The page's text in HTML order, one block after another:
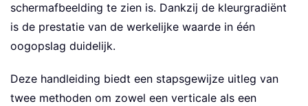
schermafbeelding te zien is. Dankzij de kleurgradiënt
is de prestatie van de werkelijke waarde in één
oogopslag duidelijk.
Deze handleiding biedt een stapsgewijze uitleg van
twee methoden om zowel een verticale als een